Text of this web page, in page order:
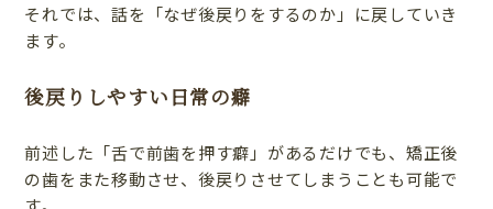
それでは、話を「なぜ後戻りをするのか」に戻していき
ます。
後戻りしやすい日常の癖
前述した「舌で前歯を押す癖」があるだけでも、矯正後
の歯をまた移動させ、後戻りさせてしまうことも可能で